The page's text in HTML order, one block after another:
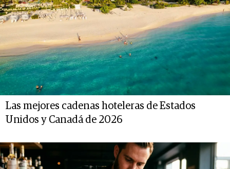
Las mejores cadenas hoteleras de Estados
Unidos y Canadá de 2026